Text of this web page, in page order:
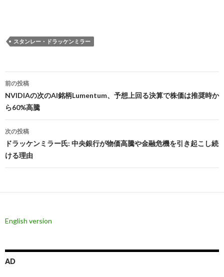
スタンレー・ドラッケンミラー
投
稿
ナ
ビ
ゲ
ー
ン
前の投稿
NVIDIAの次のAI銘柄Lumentum、予想上回る決算で株価は推奨時か
ら60%高騰
次の投稿
ドラッケンミラー氏: 中央銀行が物価高騰や金融危機を引き起こし続
ける理由
English version
AD